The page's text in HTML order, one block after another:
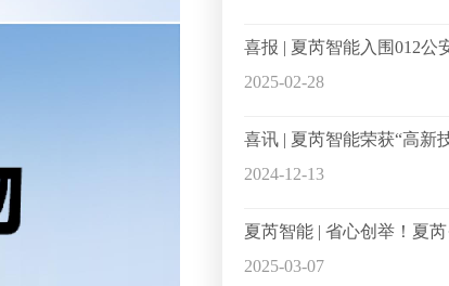
喜报 | 夏芮智能入围012公
2025-02-28
喜讯 | 夏芮智能荣获“高新
2024-12-13
2025-03-07